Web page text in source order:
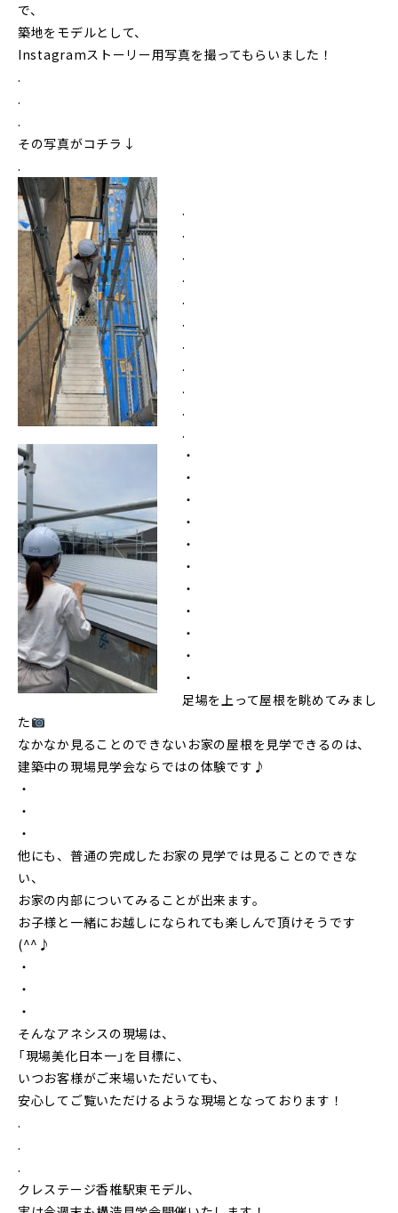
で、
築地をモデルとして、
Instagramストーリー用写真を撮ってもらいました！
.
.
.
その写真がコチラ↓
.
.
.
.
.
.
.
.
.
.
.
.
・
・
・
・
・
・
・
・
・
・
・
足場を上って屋根を眺めてみまし
た
なかなか見ることのできないお家の屋根を見学できるのは、
建築中の現場見学会ならではの体験です♪
・
・
・
他にも、普通の完成したお家の見学では見ることのできな
い、
お家の内部についてみることが出来ます。
お子様と一緒にお越しになられても楽しんで頂けそうです
(^^♪
・
・
・
そんなアネシスの現場は、
「現場美化日本一」を目標に、
いつお客様がご来場いただいても、
安心してご覧いただけるような現場となっております！
.
.
.
クレステージ香椎駅東モデル、